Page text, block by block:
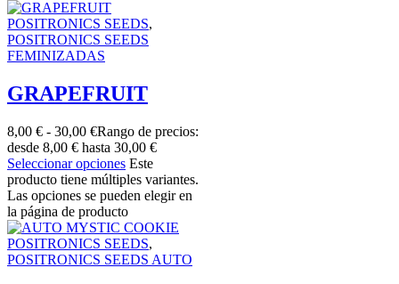
POSITRONICS SEEDS,
POSITRONICS SEEDS
FEMINIZADAS
GRAPEFRUIT
8,00 € - 30,00 €Rango de precios:
desde 8,00 € hasta 30,00 €
Seleccionar opciones Este
producto tiene múltiples variantes.
Las opciones se pueden elegir en
la página de producto
POSITRONICS SEEDS,
POSITRONICS SEEDS AUTO